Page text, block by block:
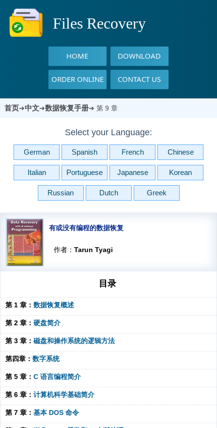
Files Recovery
HOME DOWNLOAD
ORDER ONLINE CONTACT US
首页➔中文➔数据恢复手册➔ 第 9 章
Select your Language:
German Spanish French Chinese
Italian Portuguese Japanese Korean
Russian Dutch Greek
有或没有编程的数据恢复
作者： Tarun Tyagi
目录
第 1 章： 数据恢复概述
第 2 章： 硬盘简介
第 3 章： 磁盘和操作系统的逻辑方法
第四章： 数字系统
第 5 章： C 语言编程简介
第 6 章： 计算机科学基础简介
第 7 章： 基本 DOS 命令